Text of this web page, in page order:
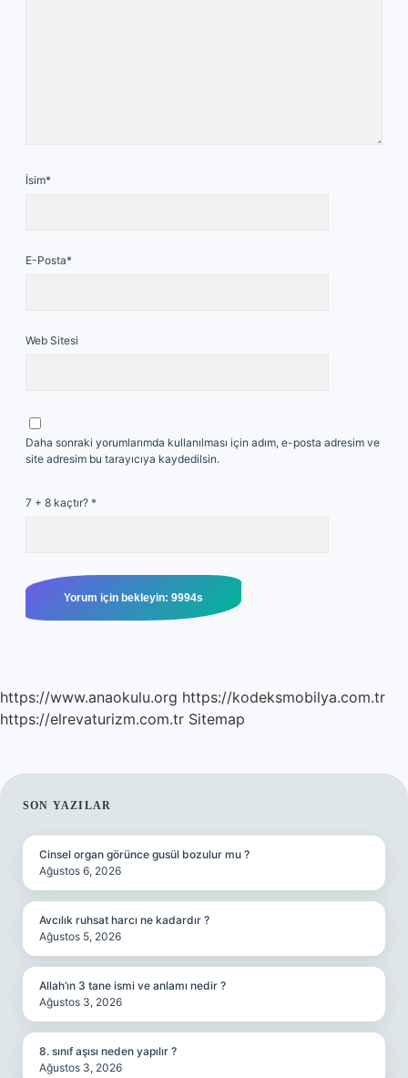
İsim*
E-Posta*
Web Sitesi
Daha sonraki yorumlarımda kullanılması için adım, e-posta adresim ve
site adresim bu tarayıcıya kaydedilsin.
7 + 8 kaçtır? *
https://www.anaokulu.org https://kodeksmobilya.com.tr
https://elrevaturizm.com.tr Sitemap
SIDEBAR
SON YAZILAR
Cinsel organ görünce gusül bozulur mu ?
Ağustos 6, 2026
Avcılık ruhsat harcı ne kadardır ?
Ağustos 5, 2026
Allah’ın 3 tane ismi ve anlamı nedir ?
Ağustos 3, 2026
8. sınıf aşısı neden yapılır ?
Ağustos 3, 2026